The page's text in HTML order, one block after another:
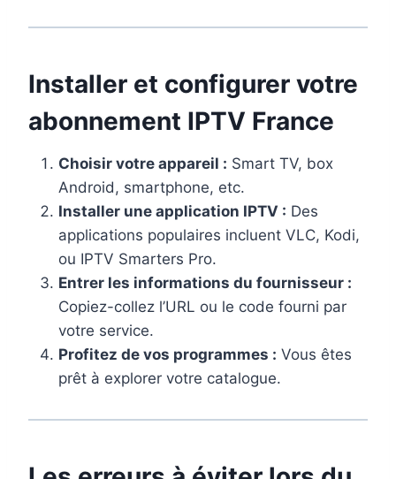
Installer et configurer votre
abonnement IPTV France
Choisir votre appareil : Smart TV, box
Android, smartphone, etc.
Installer une application IPTV : Des
applications populaires incluent VLC, Kodi,
ou IPTV Smarters Pro.
Entrer les informations du fournisseur :
Copiez-collez l’URL ou le code fourni par
votre service.
Profitez de vos programmes : Vous êtes
prêt à explorer votre catalogue.